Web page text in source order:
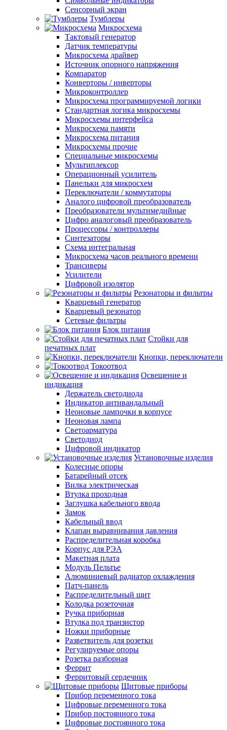
Сенсорный экран
Тумблеры
Микросхема
Тактовый генератор
Датчик температуры
Микросхема драйвер
Источник опорного напряжения
Компаратор
Конверторы / инверторы
Микроконтроллер
Микросхема программируемой логики
Стандартная логика микросхемы
Микросхемы интерфейса
Микросхема памяти
Микросхема питания
Микросхемы прочие
Специальные микросхемы
Мультиплексор
Операционный усилитель
Панельки для микросхем
Переключатели / коммутаторы
Аналого цифровой преобразователь
Преобразователи мультимедийные
Цифро аналоговый преобразователь
Процессоры / контроллеры
Синтезаторы
Схема интегральная
Микросхема часов реального времени
Трансиверы
Усилители
Цифровой изолятор
Резонаторы и фильтры
Кварцевый генератор
Кварцевый резонатор
Сетевые фильтры
Блок питания
Стойки для
печатных плат
Кнопки, переключатели
Токоотвод
Освещение и
индикация
Держатель светодиода
Индикатор антивандальный
Неоновые лампочки в корпусе
Неоновая лампа
Светоарматура
Светодиод
Цифровой индикатор
Установочные изделия
Колесные опоры
Батарейный отсек
Вилка электрическая
Втулка проходная
Заглушка кабельного ввода
Замок
Кабельный ввод
Клапан выравнивания давления
Распределительная коробка
Корпус для РЭА
Макетная плата
Модуль Пельтье
Алюминиевый радиатор охлаждения
Патч-панель
Распределительный щит
Колодка розеточная
Ручка приборная
Втулка под транзистор
Ножки приборные
Разветвитель для розетки
Регулируемые опоры
Розетка разборная
Феррит
Ферритовый сердечник
Щитовые приборы
Прибор переменного тока
Цифровые переменного тока
Прибор постоянного тока
Цифровые постоянного тока